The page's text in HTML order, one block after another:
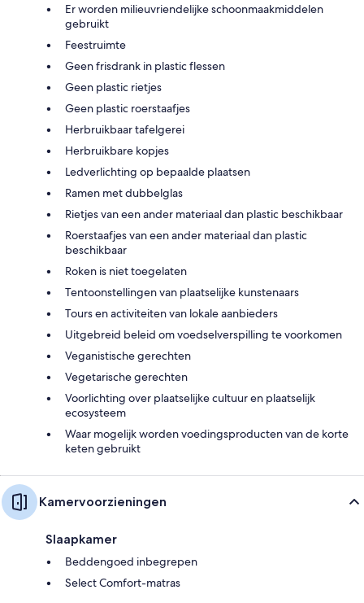
Er worden milieuvriendelijke schoonmaakmiddelen
gebruikt
Feestruimte
Geen frisdrank in plastic flessen
Geen plastic rietjes
Geen plastic roerstaafjes
Herbruikbaar tafelgerei
Herbruikbare kopjes
Ledverlichting op bepaalde plaatsen
Ramen met dubbelglas
Rietjes van een ander materiaal dan plastic beschikbaar
Roerstaafjes van een ander materiaal dan plastic
beschikbaar
Roken is niet toegelaten
Tentoonstellingen van plaatselijke kunstenaars
Tours en activiteiten van lokale aanbieders
Uitgebreid beleid om voedselverspilling te voorkomen
Veganistische gerechten
Vegetarische gerechten
Voorlichting over plaatselijke cultuur en plaatselijk
ecosysteem
Waar mogelijk worden voedingsproducten van de korte
keten gebruikt
Kamervoorzieningen
Slaapkamer
Beddengoed inbegrepen
Select Comfort-matras